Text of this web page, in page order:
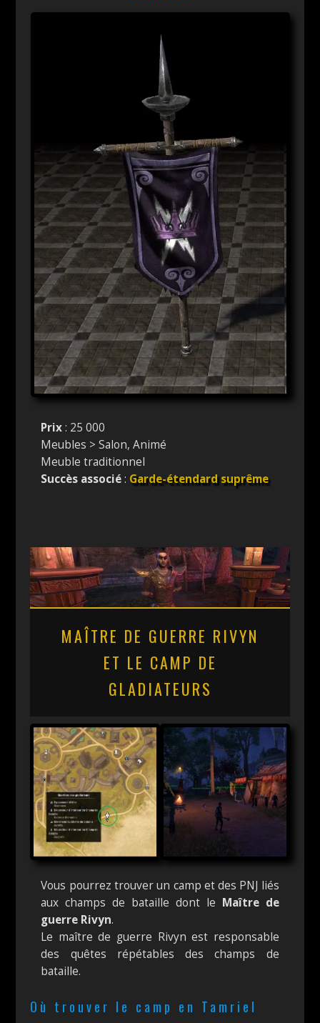
Prix: 25 000
Meubles > Salon, Animé
Meuble traditionnel
Succès associé: Garde-étendard suprême
MAÎTRE DE GUERRE RIVYN
ET LE CAMP DE
GLADIATEURS
Vous pourrez trouver un camp et des PNJ liés
aux champs de bataille dont le Maître de
guerre Rivyn.
Le maître de guerre Rivyn est responsable
des quêtes répétables des champs de
bataille.
Où trouver le camp en Tamriel